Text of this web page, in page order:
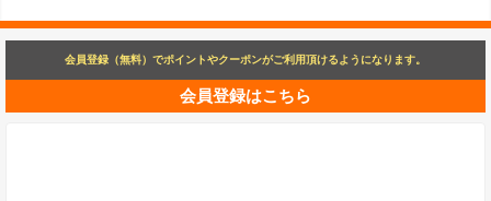
会員登録（無料）でポイントやクーポンがご利用頂けるようになります。
会員登録はこちら